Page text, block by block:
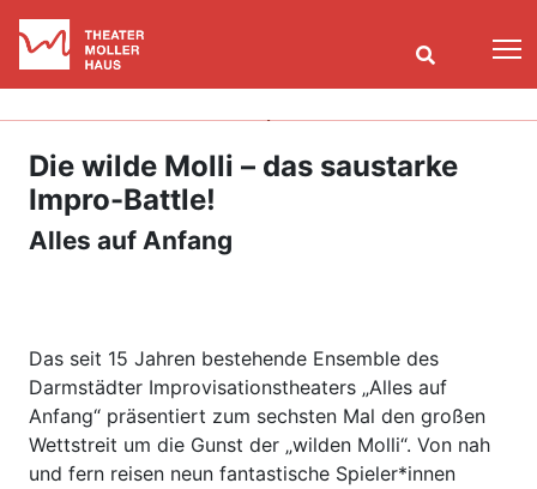
Die wilde Molli – das saustarke
Impro-Battle!
Alles auf Anfang
Das seit 15 Jahren bestehende Ensemble des
Darmstädter Improvisationstheaters „Alles auf
Anfang“ präsentiert zum sechsten Mal den großen
Wettstreit um die Gunst der „wilden Molli“. Von nah
und fern reisen neun fantastische Spieler*innen